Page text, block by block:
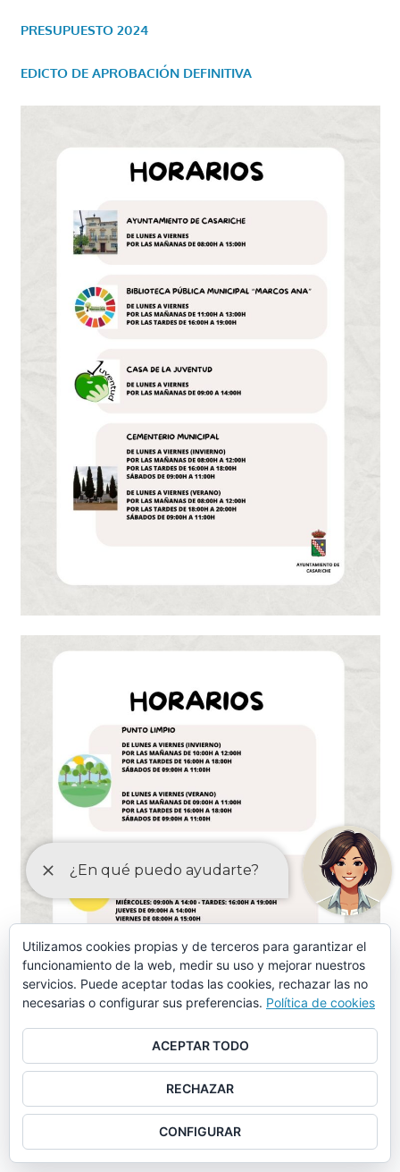
PRESUPUESTO 2024
EDICTO DE APROBACIÓN DEFINITIVA
Utilizamos cookies propias y de terceros para garantizar el
funcionamiento de la web, medir su uso y mejorar nuestros
servicios. Puede aceptar todas las cookies, rechazar las no
necesarias o configurar sus preferencias. Política de cookies
ACEPTAR TODO
RECHAZAR
CONFIGURAR